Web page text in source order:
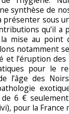
synthèse de
présenter sous
qu’il
mise au point
notamment
et l’éruption
pour le
l’âge des
6 €
pour la